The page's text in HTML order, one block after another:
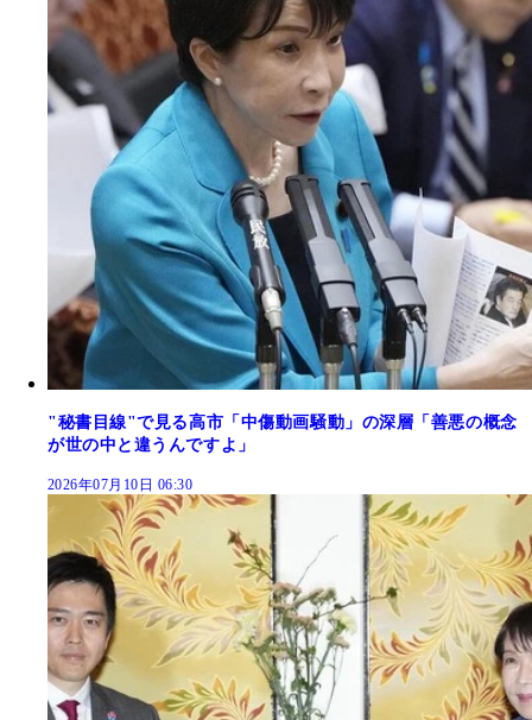
"秘書目線"で見る高市「中傷動画騒動」の深層「善悪の概念
が世の中と違うんですよ」
2026年07月10日 06:30